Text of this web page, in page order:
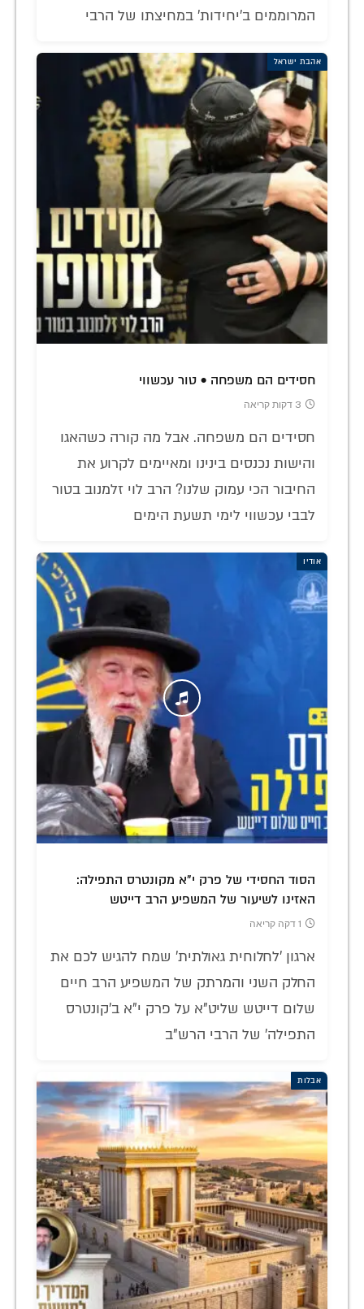
המרוממים ב'יחידות' במחיצתו של הרבי
אהבת ישראל
חסידים הם משפחה • טור עכשווי
3 דקות קריאה
חסידים הם משפחה. אבל מה קורה כשהאגו
והישות נכנסים בינינו ומאיימים לקרוע את
החיבור הכי עמוק שלנו? הרב לוי זלמנוב בטור
לבבי עכשווי לימי תשעת הימים
אודיו
הסוד החסידי של פרק י"א מקונטרס התפילה:
האזינו לשיעור של המשפיע הרב דייטש
1 דקה קריאה
ארגון 'לחלוחית גאולתית' שמח להגיש לכם את
החלק השני והמרתק של המשפיע הרב חיים
שלום דייטש שליט"א על פרק י"א ב'קונטרס
התפילה' של הרבי הרש"ב
אבלות